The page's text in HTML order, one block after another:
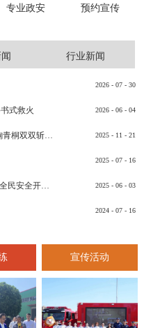
专业政安 预约宣传
行业新闻
2026 - 07 - 30
2026 - 06 - 04
式救火
2025 - 11 - 21
荣耀加冕 实力绽放丨政安双雄唐露轩、鞠青桐双双斩获“渝消蓝盾讲师团金牌讲师”比武竞赛决赛大奖
2025 - 07 - 16
2025 - 06 - 03
政安消防丨助力重庆“安全生产月”活动暨全民安全开放日活动
2024 - 07 - 16
宣传活动